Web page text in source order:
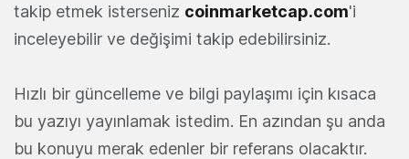
takip etmek isterseniz coinmarketcap.com'i
inceleyebilir ve değişimi takip edebilirsiniz.
Hızlı bir güncelleme ve bilgi paylaşımı için kısaca
bu yazıyı yayınlamak istedim. En azından şu anda
bu konuyu merak edenler bir referans olacaktır.